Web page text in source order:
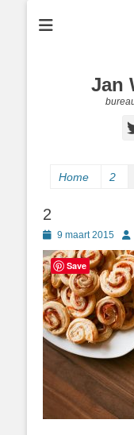
Jan
Home 2
2
Geplaatst
op
9 maart 2015
Save